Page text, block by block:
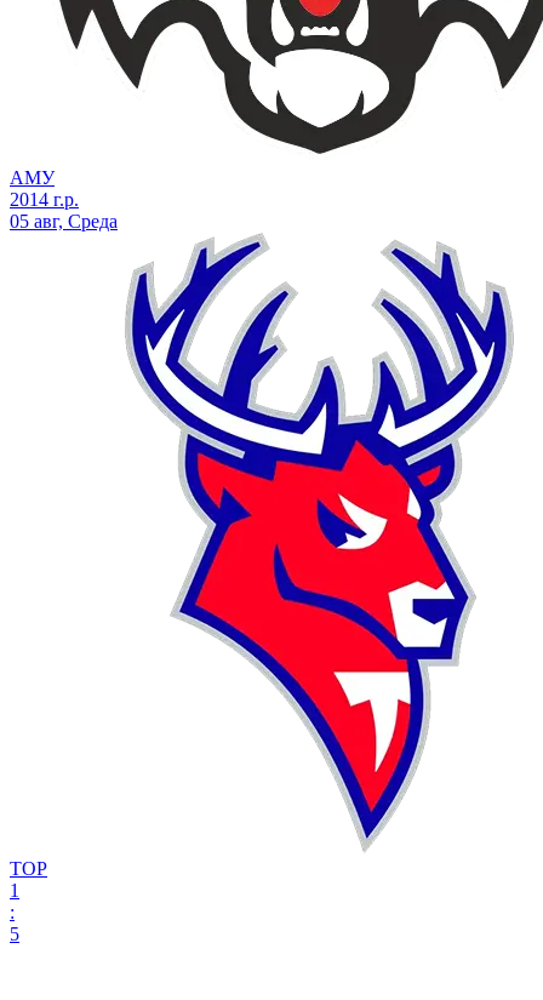
АМУ
2014 г.р.
05 авг, Среда
ТОР
1
:
5